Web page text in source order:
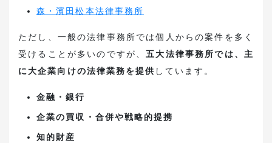
森・濱田松本法律事務所
ただし、一般の法律事務所では個人からの案件を多く
受けることが多いのですが、五大法律事務所では、主
に大企業向けの法律業務を提供 しています。
金融・銀行
企業の買収・合併や戦略的提携
知的財産